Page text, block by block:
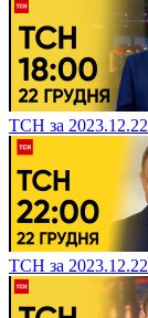
ТСН за 2023.12.22
ТСН за 2023.12.22